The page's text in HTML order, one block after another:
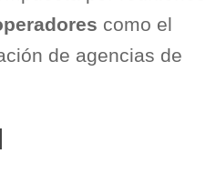
como el
de agencias de